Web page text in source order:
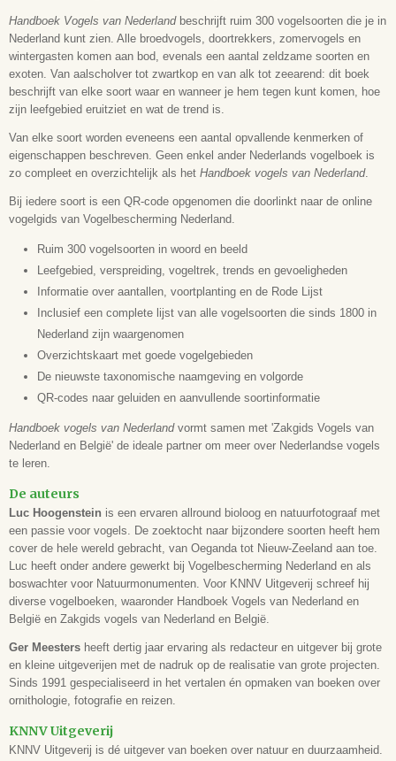
Samenwerking
Druk
1e (2024)
Uitvoering
hardcover | full colour
344
Formaat
17 x 24 cm
ISBN
9789050119412
Leeftijd
Handboek Vogels van Nederlandbeschrijft ruim 300 vogelsoorten die je in
Nederland kunt zien. Alle broedvogels, doortrekkers, zomervogels en
wintergasten komen aan bod, evenals een aantal zeldzame soorten en
exoten. Van aalscholver tot zwartkop en van alk tot zeearend: dit boek
beschrijft van elke soort waar en wanneer je hem tegen kunt komen, hoe
zijn leefgebied eruitziet en wat de trend is.
Van elke soort worden eveneens een aantal opvallende kenmerken of
eigenschappen beschreven. Geen enkel ander Nederlands vogelboek is
zo compleet en overzichtelijk als het Handboek vogels van Nederland.
Bij iedere soort is een QR-code opgenomen die doorlinkt naar de online
vogelgids van Vogelbescherming Nederland.
Ruim 300 vogelsoorten in woord en beeld
Leefgebied, verspreiding, vogeltrek, trends en gevoeligheden
Informatie over aantallen, voortplanting en de Rode Lijst
Inclusief een complete lijst van alle vogelsoorten die sinds 1800 in
Nederland zijn waargenomen
Overzichtskaart met goede vogelgebieden
De nieuwste taxonomische naamgeving en volgorde
QR-codes naar geluiden en aanvullende soortinformatie
Handboek vogels van Nederlandvormt samen met 'Zakgids Vogels van
Nederland en België' de ideale partner om meer over Nederlandse vogels
te leren.
De auteurs
Luc Hoogenstein is een ervaren allround bioloog en natuurfotograaf met
een passie voor vogels. De zoektocht naar bijzondere soorten heeft hem
cover de hele wereld gebracht, van Oeganda tot Nieuw-Zeeland aan toe.
Luc heeft onder andere gewerkt bij Vogelbescherming Nederland en als
boswachter voor Natuurmonumenten. Voor KNNV Uitgeverij schreef hij
diverse vogelboeken, waaronder Handboek Vogels van Nederland en
België en Zakgids vogels van Nederland en België.
Ger Meesters heeft dertig jaar ervaring als redacteur en uitgever bij grote
en kleine uitgeverijen met de nadruk op de realisatie van grote projecten.
Sinds 1991 gespecialiseerd in het vertalen én opmaken van boeken over
ornithologie, fotografie en reizen.
KNNV Uitgeverij
KNNV Uitgeverij is dé uitgever van boeken over natuur en duurzaamheid.